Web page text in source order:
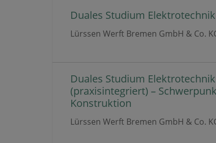
Duales Studium Elektrotechnik
Lürssen Werft Bremen GmbH & Co.
Duales Studium Elektrotechnik
(praxisintegriert) –
Konstruktion
Lürssen Werft Bremen GmbH & Co.